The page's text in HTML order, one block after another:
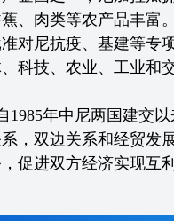
、肉类等农产品丰富
对尼抗疫、基建等专
科技、农业、工业和
年中尼两国建交以
，双边关系和经贸发
促进双方经济实现互